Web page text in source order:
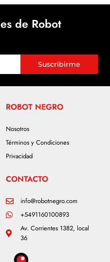
de Robot
Suscribirme
ROBOT NEGRO
Nosotros
Términos y Condiciones
Privacidad
CONTACTO
info@robotnegro.com
+5491160100893
Av. Corrientes 1382, local
36